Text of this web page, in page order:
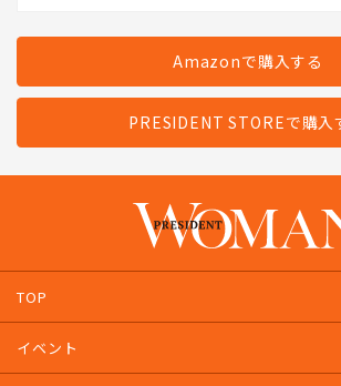
Amazonで購入する
PRESIDENT STOREで購入
TOP
イベント